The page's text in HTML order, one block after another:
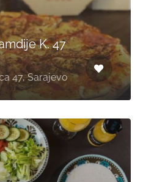
K. 47
47, Sarajevo